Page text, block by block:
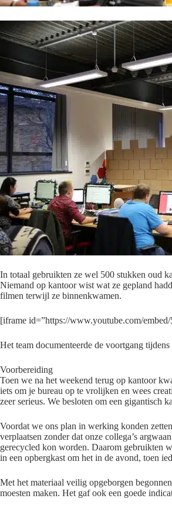
In totaal gebruikten ze wel 500 stukken oud
Niemand op kantoor wist wat ze gepland
filmen terwijl ze binnenkwamen.
[iframe id=”https://www.youtube.com/
Het team documenteerde de voortgang
Voorbereiding
Toen we na het weekend terug op kantoor
iets om je bureau op te vrolijken en wees
zeer serieus. We besloten om een gigantisch
Voordat we ons plan in werking konden
verplaatsen zonder dat onze collega’s
gerecycled kon worden. Daarom gebruikten
in een opbergkast om het in de avond, toen
Met het materiaal veilig opgeborgen
moesten maken. Het gaf ook een goede